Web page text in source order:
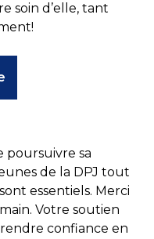
soin d’elle, tant
poursuivre sa
de la DPJ tout
essentiels. Merci
Votre soutien
confiance en